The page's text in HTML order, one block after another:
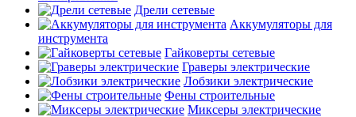
Дрели сетевые
Аккумуляторы для
инструмента
Гайковерты сетевые
Граверы электрические
Лобзики электрические
Фены строительные
Миксеры электрические